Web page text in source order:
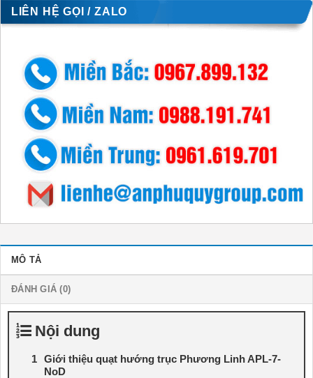
LIÊN HỆ GỌI / ZALO
MÔ TẢ
ĐÁNH GIÁ (0)
Nội dung
Giới thiệu quạt hướng trục Phương Linh APL-7-
NoD